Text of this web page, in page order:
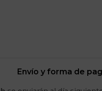
Envío y forma de